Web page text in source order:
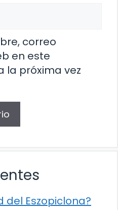
correo
en este
la próxima vez
del Eszopiclona?